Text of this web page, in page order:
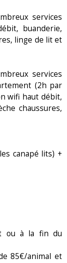
services
buanderie,
linge de lit et
services
(2h par
wifi haut débit,
chaussures,
canapé lits) +
ou à la fin du
85€/animal et